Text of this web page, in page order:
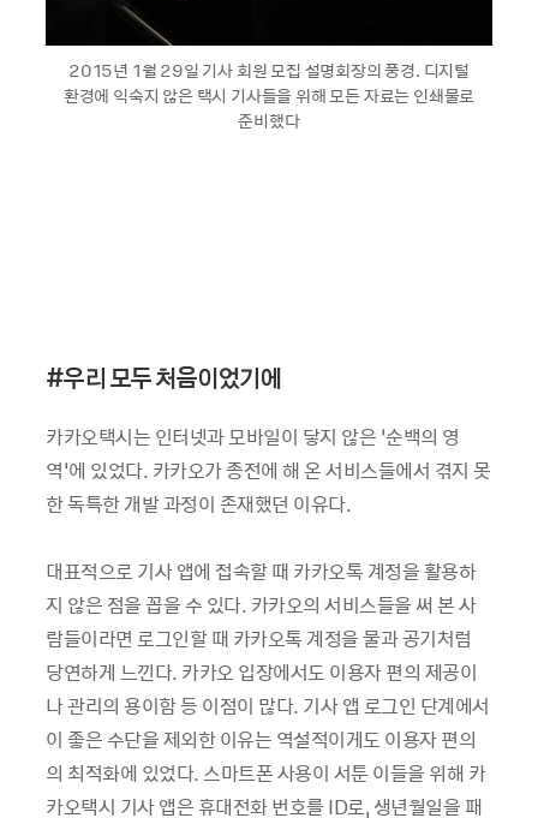
2015년 1월 29일 기사 회원 모집 설명회장의 풍경. 디지털
환경에 익숙지 않은 택시 기사들을 위해 모든 자료는 인쇄물로
준비했다
#우리 모두 처음이었기에
카카오택시는 인터넷과 모바일이 닿지 않은 ‘순백의 영
역’에 있었다. 카카오가 종전에 해 온 서비스들에서 겪지 못
한 독특한 개발 과정이 존재했던 이유다.
대표적으로 기사 앱에 접속할 때 카카오톡 계정을 활용하
지 않은 점을 꼽을 수 있다. 카카오의 서비스들을 써 본 사
람들이라면 로그인할 때 카카오톡 계정을 물과 공기처럼
당연하게 느낀다. 카카오 입장에서도 이용자 편의 제공이
나 관리의 용이함 등 이점이 많다. 기사 앱 로그인 단계에서
이 좋은 수단을 제외한 이유는 역설적이게도 이용자 편의
의 최적화에 있었다. 스마트폰 사용이 서툰 이들을 위해 카
카오택시 기사 앱은 휴대전화 번호를 ID로, 생년월일을 패